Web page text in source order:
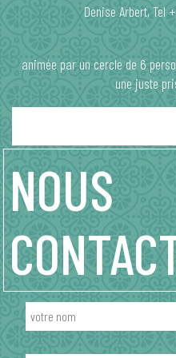
Denise Arbert, Tel
animée par un cercle de 6
une juste
NOUS
votre nom